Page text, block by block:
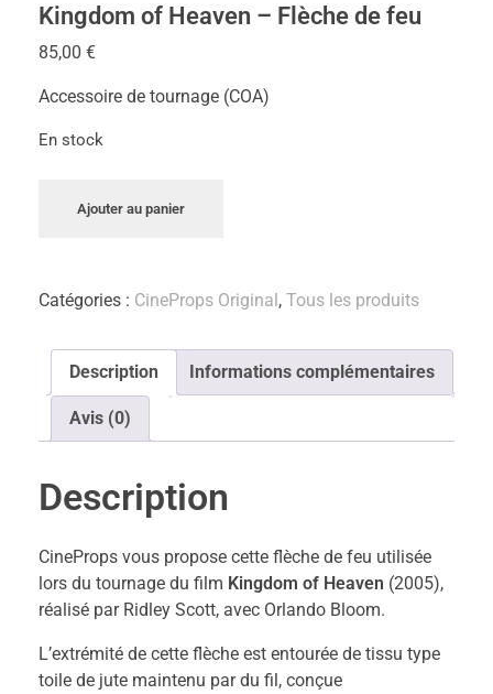
Kingdom of Heaven – Flèche de feu
85,00 €
Accessoire de tournage (COA)
En stock
Ajouter au panier
Catégories : CineProps Original, Tous les produits
Description Informations complémentaires
Avis (0)
Description
CineProps vous propose cette flèche de feu utilisée
lors du tournage du film Kingdom of Heaven (2005),
réalisé par Ridley Scott, avec Orlando Bloom.
L’extrémité de cette flèche est entourée de tissu type
toile de jute maintenu par du fil, conçue